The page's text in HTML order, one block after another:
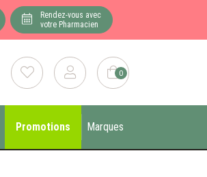
Rendez-vous avec
votre Pharmacien
0
Promotions Marques